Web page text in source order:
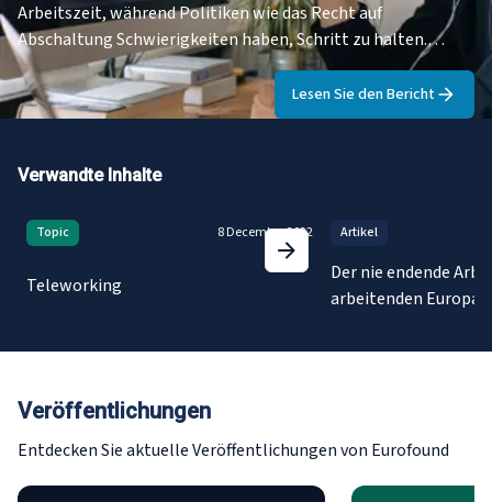
Arbeitszeit, während Politiken wie das Recht auf
Abschaltung Schwierigkeiten haben, Schritt zu halten.
Entdecken Sie unsere neuesten Forschungsergebnisse zu
diesem Thema.
Lesen Sie den Bericht
Verwandte Inhalte
Topic 8 December 2022
Teleworking
Artikel
Der nie endende
arbeitenden Europa
Veröffentlichungen
Entdecken Sie aktuelle Veröffentlichungen von Eurofound